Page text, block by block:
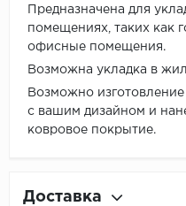
Предназначена для
помещениях, таких как
офисные помещения.
Возможна укладка в
Возможно
с вашим дизайном и
ковровое покрытие.
Доставка